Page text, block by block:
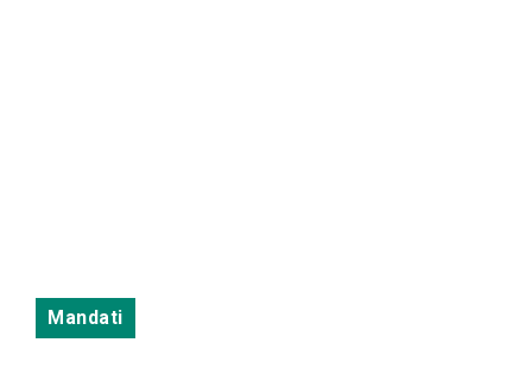
Mandati